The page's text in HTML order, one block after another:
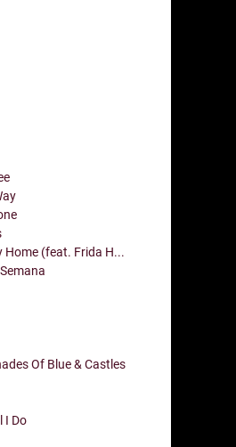
Home (feat. Frida H...
Of Blue & Castles
I Do